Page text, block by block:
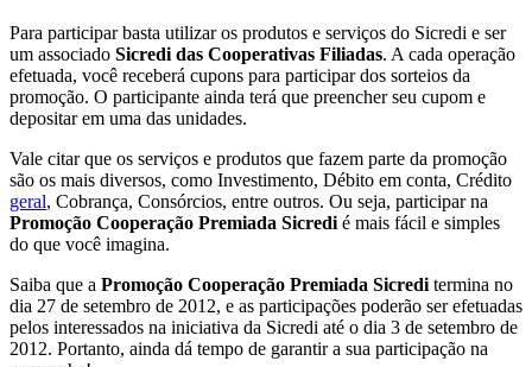
Para participar basta utilizar os produtos e serviços do Sicredi e ser
um associado Sicredi das Cooperativas Filiadas. A cada operação
efetuada, você receberá cupons para participar dos sorteios da
promoção. O participante ainda terá que preencher seu cupom e
depositar em uma das unidades.
Vale citar que os serviços e produtos que fazem parte da promoção
são os mais diversos, como Investimento, Débito em conta, Crédito
geral, Cobrança, Consórcios, entre outros. Ou seja, participar na
Promoção Cooperação Premiada Sicredi é mais fácil e simples
do que você imagina.
Saiba que a Promoção Cooperação Premiada Sicredi termina no
dia 27 de setembro de 2012, e as participações poderão ser efetuadas
pelos interessados na iniciativa da Sicredi até o dia 3 de setembro de
2012. Portanto, ainda dá tempo de garantir a sua participação na